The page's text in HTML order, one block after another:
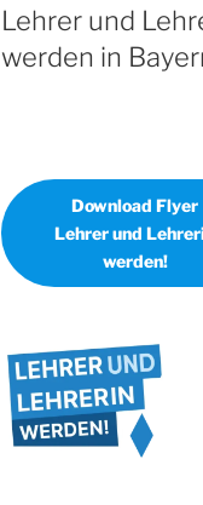
Lehrer und
werden in
Download Flyer
Lehrer und
werden!